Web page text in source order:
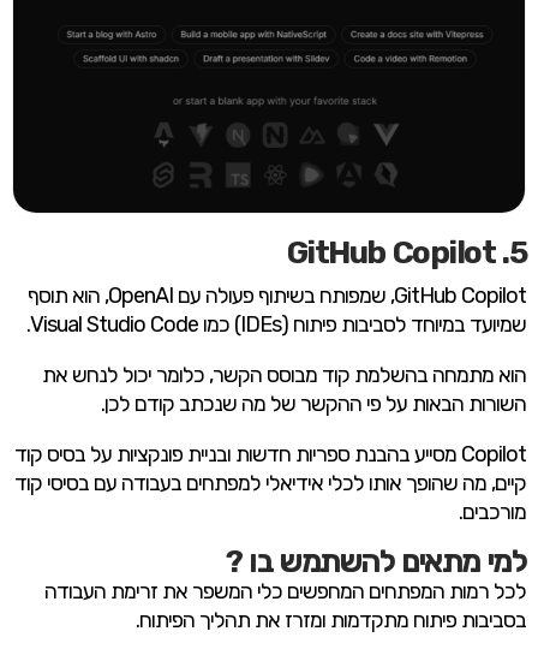
5. GitHub Copilot
GitHub Copilot, שמפותח בשיתוף פעולה עם OpenAI, הוא תוסף
שמיועד במיוחד לסביבות פיתוח (IDEs) כמו Visual Studio Code.
הוא מתמחה בהשלמת קוד מבוסס הקשר, כלומר יכול לנחש את
השורות הבאות על פי ההקשר של מה שנכתב קודם לכן.
Copilot מסייע בהבנת ספריות חדשות ובניית פונקציות על בסיס קוד
קיים, מה שהופך אותו לכלי אידיאלי למפתחים בעבודה עם בסיסי קוד
מורכבים.
למי מתאים להשתמש בו ?
לכל רמות המפתחים המחפשים כלי המשפר את זרימת העבודה
בסביבות פיתוח מתקדמות ומזרז את תהליך הפיתוח.